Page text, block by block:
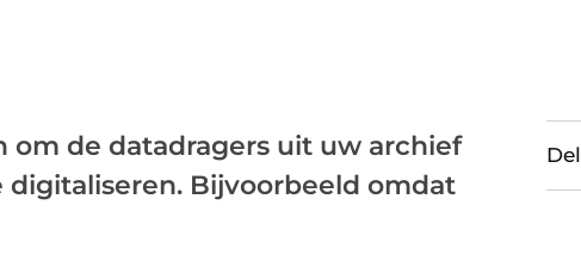
om de datadragers uit uw archief
Bijvoorbeeld omdat